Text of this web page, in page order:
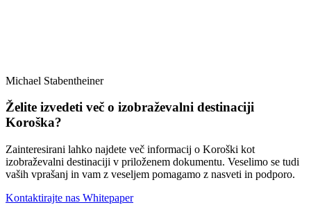
Michael Stabentheiner
Želite izvedeti več o izobraževalni destinaciji
Koroška?
Zainteresirani lahko najdete več informacij o Koroški kot
izobraževalni destinaciji v priloženem dokumentu. Veselimo se tudi
vaših vprašanj in vam z veseljem pomagamo z nasveti in podporo.
Kontaktirajte nas Whitepaper